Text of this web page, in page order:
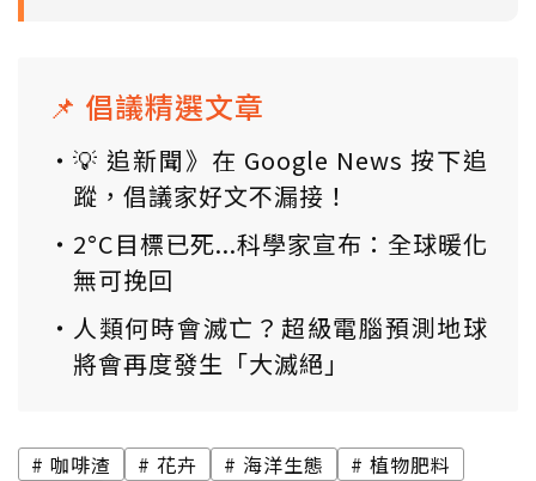
📌 倡議精選文章
💡 追新聞》在 Google News 按下追
蹤，倡議家好文不漏接！
2°C目標已死...科學家宣布：全球暖化
無可挽回
人類何時會滅亡？超級電腦預測地球
將會再度發生「大滅絕」
咖啡渣 花卉 海洋生態
植物肥料